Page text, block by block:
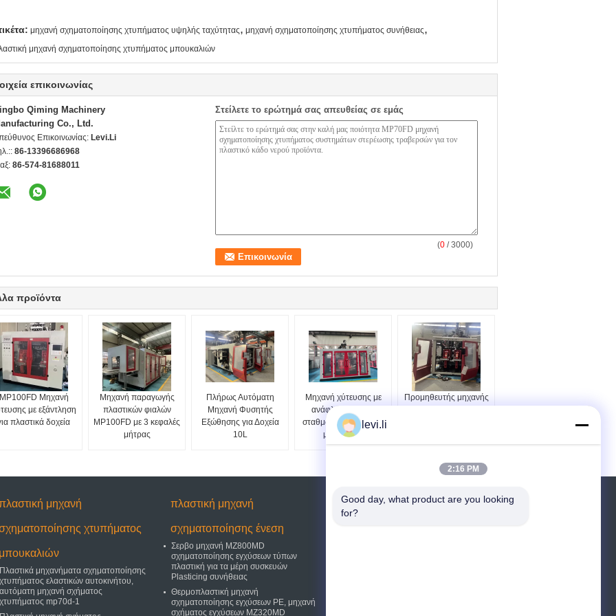
μηχανή σχηματοποίησης χτυπήματος υψηλής ταχύτητας, μηχανή σχηματοποίησης χτυπήματος συνήθειας,
μηχανή σχηματοποίησης χτυπήματος μπουκαλιών
επικοινωνίας
Qiming Machinery
Co., Ltd.
Επικοινωνίας: Levi.Li
86-13396686968
86-574-81688011
Στείλετε το ερώτημά σας απευθείας σε εμάς
(0 / 3000)
προϊόντα
MP100FD Μηχανή
με εξάντληση
πλαστικά δοχεία
Μηχανή παραγωγής
πλαστικών φιαλών
MP100FD με 3 κεφαλές
μήτρας
Πλήρως Αυτόματη
Μηχανή Φυσητής
Εξώθησης για Δοχεία
10L
Μηχανή χύτευσης με
ανάφλεξη διπλών
σταθμών για πλαστικά
μπουκάλια
Προμηθευτής μηχανής
μηχανή
χτυπήματος
μπουκαλιών
Πλαστικά μηχανήματα σχηματοποίησης
χτυπήματος ελαστικών αυτοκινήτου,
αυτόματη μηχανή σχήματος
χτυπήματος mp70d-1
πλαστική μηχανή
σχηματοποίησης ένεση
Σερβο μηχανή MZ800MD
σχηματοποίησης εγχύσεων τύπων
πλαστική για τα μέρη συσκευών
Plasticing συνήθειας
Θερμοπλαστική μηχανή
σχηματοποίησης εγχύσεων PE, μηχανή
σχήματος εγχύσεων MZ320MD
Αίτηση κράτησης
levi.li
2:16 PM
Good day, what product are you looking
for?